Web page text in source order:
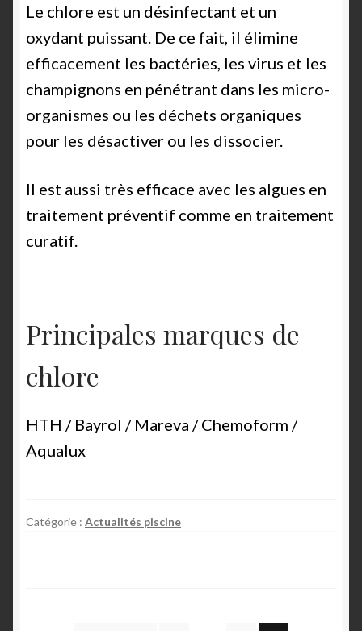
Le chlore est un désinfectant et un
oxydant puissant. De ce fait, il élimine
efficacement les bactéries, les virus et les
champignons en pénétrant dans les micro-
organismes ou les déchets organiques
pour les désactiver ou les dissocier.
Il est aussi très efficace avec les algues en
traitement préventif comme en traitement
curatif.
Principales marques de
chlore
HTH / Bayrol / Mareva / Chemoform /
Aqualux
Catégorie : Actualités piscine